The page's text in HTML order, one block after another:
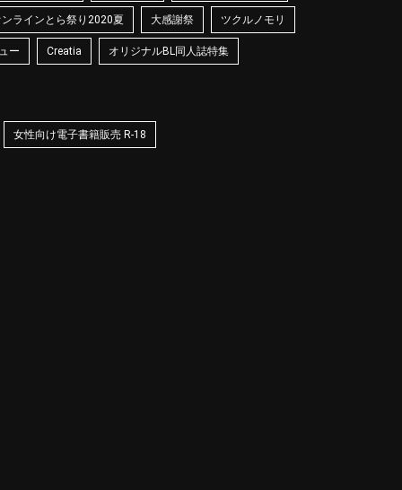
ラインとら祭り2020夏 大感謝祭 ツクルノモリ
ー Creatia オリジナルBL同人誌特集
女性向け電子書籍販売 R-18